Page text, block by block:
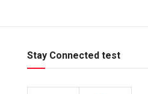
Stay Connected test